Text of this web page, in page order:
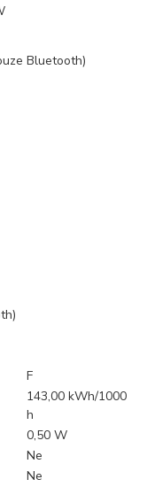
Bluetooth)
F
143,00 kWh/1000
h
0,50 W
Ne
Ne